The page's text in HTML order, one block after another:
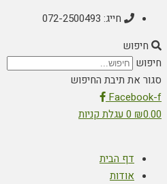
חייג: 072-2500493
חיפוש
חיפוש
סגור את תיבת החיפוש
Facebook-f
₪0.00
0 עגלת קניות
דף הבית
אודות